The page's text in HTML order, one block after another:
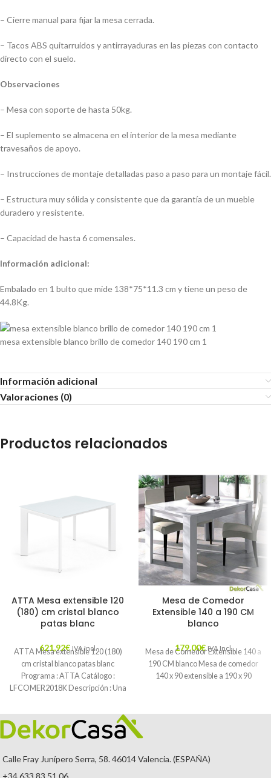
– Cierre manual para fijar la mesa cerrada.
– Tacos ABS quitarruidos y antirrayaduras en las piezas con contacto
directo con el suelo.
Observaciones
– Mesa con soporte de hasta 50kg.
– El suplemento se almacena en el interior de la mesa mediante
travesaños de apoyo.
– Instrucciones de montaje detalladas paso a paso para un montaje fácil.
– Estructura muy sólida y consistente que da garantía de un mueble
duradero y resistente.
– Capacidad de hasta 6 comensales.
Información adicional:
Embalado en 1 bulto que mide 138*75*11.3 cm y tiene un peso de
44.8Kg.
mesa extensible blanco brillo de comedor 140 190 cm 1
Información adicional
Valoraciones (0)
Productos relacionados
ATTA Mesa extensible 120
(180) cm cristal blanco
patas blanc
621,92€ IVA Incl.
ATTA Mesa extensible 120 (180)
cm cristal blanco patas blanc
Programa : ATTA Catálogo :
LFCOMER2018K Descripción : Una
Mesa de Comedor
Extensible 140 a 190 CM
blanco
179,00€ IVA Incl.
Mesa de Comedor Extensible 140 a
190 CM blanco Mesa de comedor
140 x 90 extensible a 190 x 90
Calle Fray Junípero Serra, 58. 46014 Valencia. (ESPAÑA)
+34 633 83 51 06